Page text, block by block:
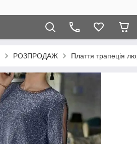
РОЗПРОДАЖ Плаття трапеція